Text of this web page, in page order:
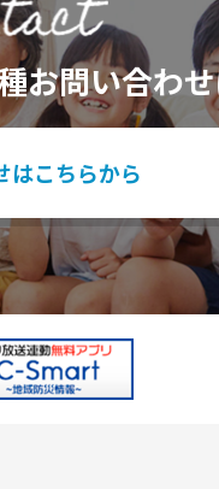
お問い合わ
はこちらから